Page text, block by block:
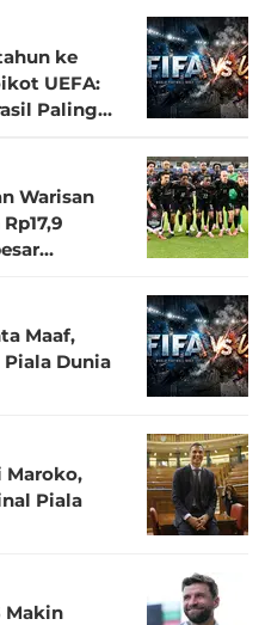
ke
UEFA:
Paling
Warisan
Maaf,
Dunia
Maroko,
Piala
Makin